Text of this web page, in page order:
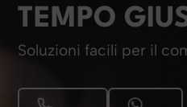
TEMPO
Soluzioni facili per il